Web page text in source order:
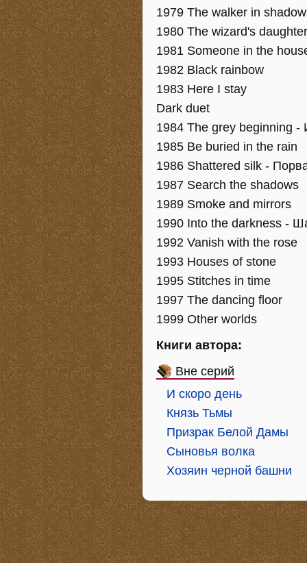
1979 The walker in
1980 The wizard's daughter
1981 Someone in the
1982 Black rainbow
1983 Here I stay
Dark duet
1984 The grey beginning -
1985 Be buried in the rain
1986 Shattered silk -
1987 Search the shadows
1989 Smoke and mirrors
1990 Into the darkness -
1992 Vanish with the rose
1993 Houses of stone
1995 Stitches in time
1997 The dancing floor
1999 Other worlds
Книги автора:
Вне серий
И скоро день
Князь Тьмы
Призрак Белой Дамы
Сыновья волка
Хозяин черной башни